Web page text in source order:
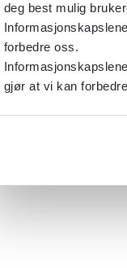
deg best mulig
forbedre oss.
gjør at vi kan